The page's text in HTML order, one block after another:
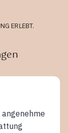
ERLEBT.